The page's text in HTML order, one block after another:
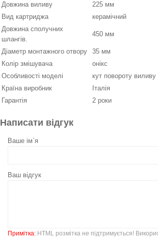
Довжина виливу
225 мм
Вид картриджа
керамічний
Довжина сполучних
шлангів.
450 мм
Діаметр монтажного отвору
35 мм
Колір змішувача
онікс
Особливості моделі
кут повороту
Країна виробник
Італія
Гарантія
2 роки
Написати відгук
Ваше ім`я
Ваш відгук
Примітка: HTML розмітка не підтримується!